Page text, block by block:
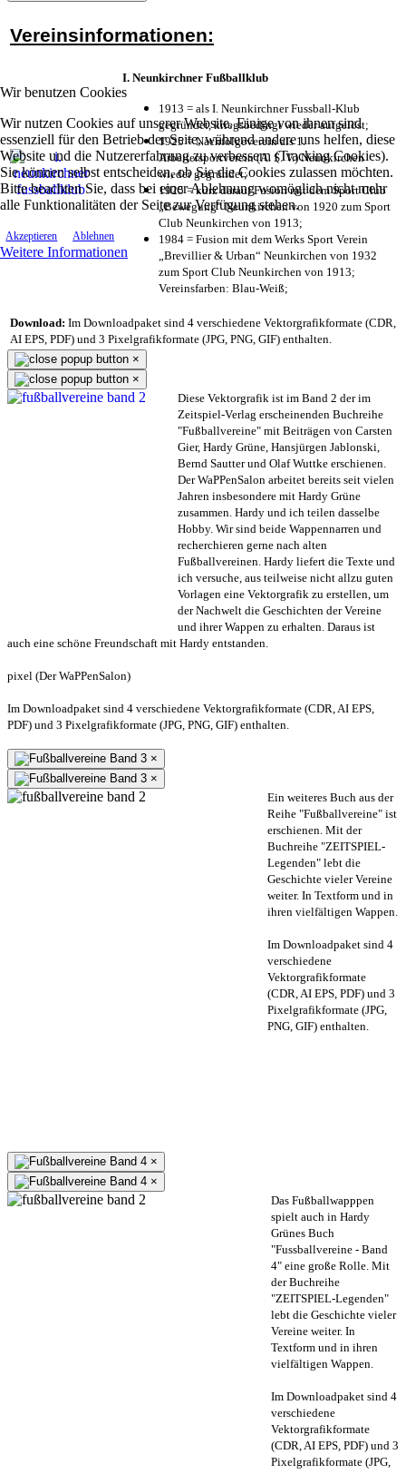
Wir benutzen Cookies
Wir nutzen Cookies auf unserer Website. Einige von ihnen sind
essenziell für den Betrieb der Seite, während andere uns helfen, diese
Website und die Nutzererfahrung zu verbessern (Tracking Cookies).
Sie können selbst entscheiden, ob Sie die Cookies zulassen möchten.
Bitte beachten Sie, dass bei einer Ablehnung womöglich nicht mehr
alle Funktionalitäten der Seite zur Verfügung stehen.
Akzeptieren Ablehnen
Weitere Informationen
Vereinsinformationen:
I. Neunkirchner Fußballklub
1913 = als I. Neunkirchner Fussball-Klub
gegründet, kriegsbedingt wieder aufgelöst;
1925 = Nachfolgeverein als 1.
Arbeitersportverein (A. S. V.) Neunkirchen
wieder gegründet;
1925 = kurz darauf Fusion mit dem Sport Club
„Bewegung“ Neunkirchen von 1920 zum Sport
Club Neunkirchen von 1913;
1984 = Fusion mit dem Werks Sport Verein
„Brevillier & Urban“ Neunkirchen von 1932
zum Sport Club Neunkirchen von 1913;
Vereinsfarben: Blau-Weiß;
Download: Im Downloadpaket sind 4 verschiedene Vektorgrafikformate (CDR,
AI EPS, PDF) und 3 Pixelgrafikformate (JPG, PNG, GIF) enthalten.
×
×
Diese Vektorgrafik ist im Band 2 der im
Zeitspiel-Verlag erscheinenden Buchreihe
"Fußballvereine" mit Beiträgen von Carsten
Gier, Hardy Grüne, Hansjürgen Jablonski,
Bernd Sautter und Olaf Wuttke erschienen.
Der WaPPenSalon arbeitet bereits seit vielen
Jahren insbesondere mit Hardy Grüne
zusammen. Hardy und ich teilen dasselbe
Hobby. Wir sind beide Wappennarren und
recherchieren gerne nach alten
Fußballvereinen. Hardy liefert die Texte und
ich versuche, aus teilweise nicht allzu guten
Vorlagen eine Vektorgrafik zu erstellen, um
der Nachwelt die Geschichten der Vereine
und ihrer Wappen zu erhalten. Daraus ist
auch eine schöne Freundschaft mit Hardy entstanden.
pixel (Der WaPPenSalon)
Im Downloadpaket sind 4 verschiedene Vektorgrafikformate (CDR, AI EPS,
PDF) und 3 Pixelgrafikformate (JPG, PNG, GIF) enthalten.
×
×
Ein weiteres Buch aus der
Reihe "Fußballvereine" ist
erschienen. Mit der
Buchreihe "ZEITSPIEL-
Legenden" lebt die
Geschichte vieler Vereine
weiter. In Textform und in
ihren vielfältigen Wappen.
Im Downloadpaket sind 4
verschiedene
Vektorgrafikformate
(CDR, AI EPS, PDF) und 3
Pixelgrafikformate (JPG,
PNG, GIF) enthalten.
×
×
Das Fußballwapppen
spielt auch in Hardy
Grünes Buch
"Fussballvereine - Band
4" eine große Rolle. Mit
der Buchreihe
"ZEITSPIEL-Legenden"
lebt die Geschichte vieler
Vereine weiter. In
Textform und in ihren
vielfältigen Wappen.
Im Downloadpaket sind 4
verschiedene
Vektorgrafikformate
(CDR, AI EPS, PDF) und 3
Pixelgrafikformate (JPG,